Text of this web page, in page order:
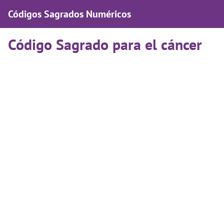
Códigos Sagrados Numéricos
Código Sagrado para el cáncer